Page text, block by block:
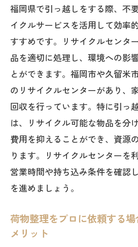
福岡県で引っ越しをする際、不
イクルサービスを活用して効率
すすめです。リサイクルセンタ
品を適切に処理し、環境への影
とができます。福岡市や久留米
のリサイクルセンターがあり、
回収を行っています。特に引っ
は、リサイクル可能な物品を分
費用を抑えることができ、資源
ります。リサイクルセンターを
営業時間や持ち込み条件を確認
を進めましょう。
荷物整理をプロに依頼する
メリット